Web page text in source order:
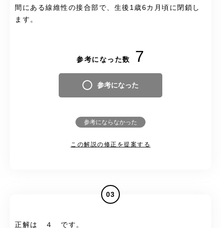
間にある線維性の接合部で、生後1歳6カ月頃に閉鎖し
ます。
参考になった数 7
参考になった
参考にならなかった
この解説の修正を提案する
03
正解は ４ です。